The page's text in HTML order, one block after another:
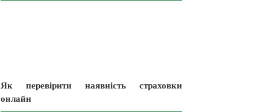
Як перевірити наявність страховки
онлайн